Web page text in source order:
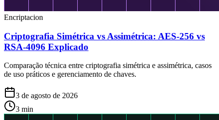
Encriptacion
Criptografia Simétrica vs Assimétrica: AES-256 vs
RSA-4096 Explicado
Comparação técnica entre criptografia simétrica e assimétrica, casos
de uso práticos e gerenciamento de chaves.
3 de agosto de 2026
3 min